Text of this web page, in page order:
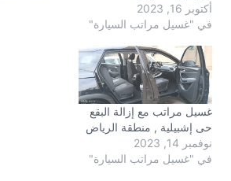
أكتوبر 16, 2023
في "غسيل مراتب السيارة"
غسيل مراتب مع إزالة البقع
حى إشبيلية , منطقة الرياض
نوفمبر 14, 2023
في "غسيل مراتب السيارة"